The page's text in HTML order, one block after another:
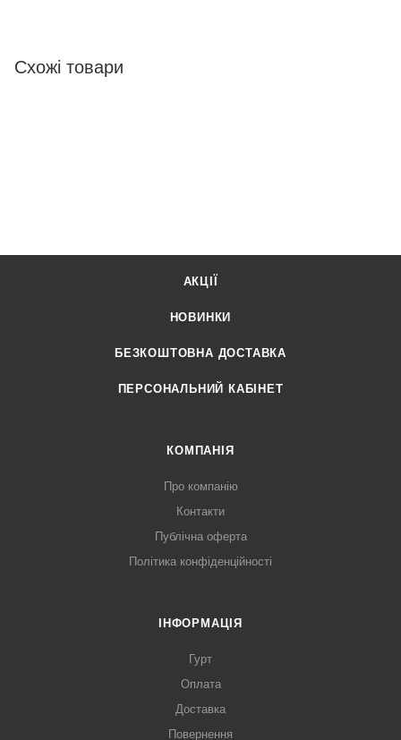
Схожі товари
АКЦІЇ
НОВИНКИ
БЕЗКОШТОВНА ДОСТАВКА
ПЕРСОНАЛЬНИЙ КАБІНЕТ
КОМПАНІЯ
Про компанію
Контакти
Публічна оферта
Політика конфіденційності
ІНФОРМАЦІЯ
Гурт
Оплата
Доставка
Повернення